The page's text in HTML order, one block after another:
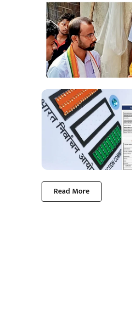
Read More